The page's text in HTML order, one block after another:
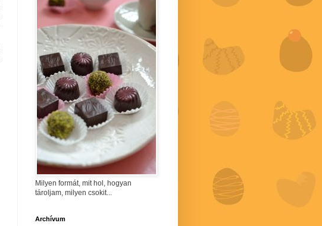
Milyen formát, mit hol, hogyan
tároljam, milyen csokit...
Archívum